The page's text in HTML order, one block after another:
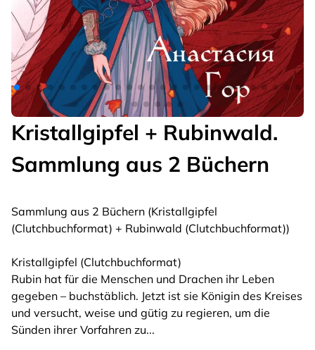
Kristallgipfel + Rubinwald.
Sammlung aus 2 Büchern
Sammlung aus 2 Büchern (Kristallgipfel
(Clutchbuchformat) + Rubinwald (Clutchbuchformat))
Kristallgipfel (Clutchbuchformat)
Rubin hat für die Menschen und Drachen ihr Leben
gegeben – buchstäblich. Jetzt ist sie Königin des Kreises
und versucht, weise und gütig zu regieren, um die
Sünden ihrer Vorfahren zu...